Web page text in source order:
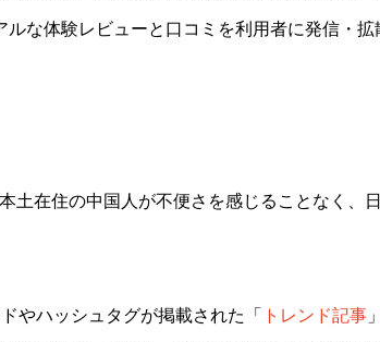
ルな体験レビューと口コミを利用者に発信・拡
土在住の中国人が不便さを感じることなく、
やハッシュタグが掲載された 「 トレンド記事